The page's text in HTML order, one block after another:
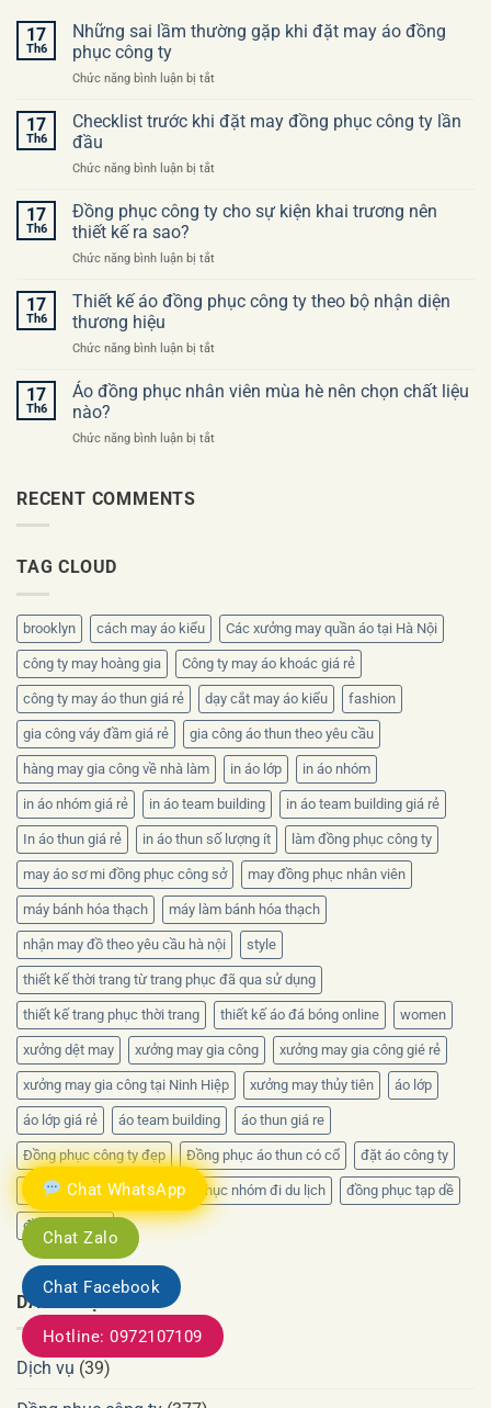
Chat WhatsApp
Chat Zalo
Chat Facebook
Hotline: 0972107109
17
Th6
Những sai lầm thường gặp khi đặt may áo đồng
phục công ty
Chức năng bình luận bị tắt
sai
lầm
gặp
đặt
đồng
công
17
Th6
Checklist trước khi đặt may đồng phục công ty lần
đầu
Chức năng bình luận bị tắt
trước
may
phục
lần
17
Th6
Đồng phục công ty cho sự kiện khai trương nên
thiết kế ra sao?
Chức năng bình luận bị tắt
phục
công
cho
kiện
nên
17
Th6
Thiết kế áo đồng phục công ty theo bộ nhận diện
thương hiệu
Chức năng bình luận bị tắt
kế
phục
17
Th6
Áo đồng phục nhân viên mùa hè nên chọn chất liệu
nào?
Chức năng bình luận bị tắt
chất
liệu
nào?
RECENT COMMENTS
TAG CLOUD
brooklyn cách may áo kiểu Các xưởng may quần áo tại Hà Nội
công ty may hoàng gia Công ty may áo khoác giá rẻ
công ty may áo thun giá rẻ dạy cắt may áo kiểu fashion
gia công váy đầm giá rẻ gia công áo thun theo yêu cầu
hàng may gia công về nhà làm in áo lớp in áo nhóm
in áo nhóm giá rẻ in áo team building in áo team building giá rẻ
In áo thun giá rẻ in áo thun số lượng ít làm đồng phục công ty
may áo sơ mi đồng phục công sở may đồng phục nhân viên
máy bánh hóa thạch máy làm bánh hóa thạch
nhận may đồ theo yêu cầu hà nội style
thiết kế thời trang từ trang phục đã qua sử dụng
thiết kế trang phục thời trang thiết kế áo đá bóng online women
xưởng dệt may xưởng may gia công xưởng may gia công gié rẻ
xưởng may gia công tại Ninh Hiệp xưởng may thủy tiên áo lớp
áo lớp giá rẻ áo team building áo thun giá re
Đồng phục công ty đẹp Đồng phục áo thun có cổ đặt áo công ty
đồng phục công sở đồng phục nhóm đi du lịch đồng phục tạp dề
đồng phục áo
DANH MỤC
Dịch vụ (39)